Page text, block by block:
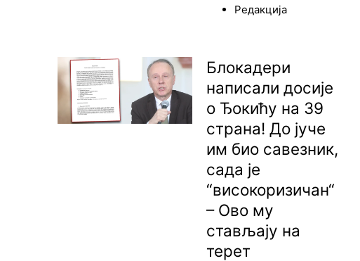
Редакција
Блокадери
написали досије
о Ђокићу на 39
страна! До јуче
им био савезник,
сада је
“високоризичан“
– Ово му
стављају на
терет